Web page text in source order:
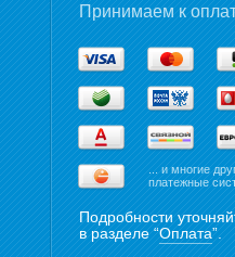
Принимаем к
... и многие
платежные
Подробности
в разделе “Оплата”.